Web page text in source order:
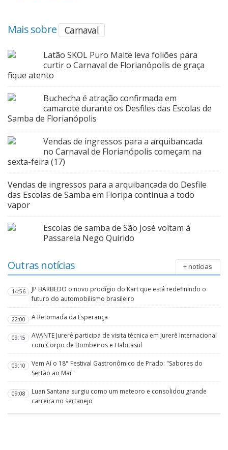
Mais sobre Carnaval
Latão SKOL Puro Malte leva foliões para
curtir o Carnaval de Florianópolis de graça
fique atento
Buchecha é atração confirmada em
camarote durante os Desfiles das Escolas de
Samba de Florianópolis
Vendas de ingressos para a arquibancada
no Carnaval de Florianópolis começam na
sexta-feira (17)
Vendas de ingressos para a arquibancada do Desfile
das Escolas de Samba em Floripa continua a todo
vapor
Escolas de samba de São José voltam à
Passarela Nego Quirido
Outras notícias + notícias
14:56
JP BARBEDO o novo prodígio do Kart que está redefinindo o
futuro do automobilismo brasileiro
22:00 A Retomada da Esperança
09:15
AVANTE Jurerê participa de visita técnica em Jurerê Internacional
com Corpo de Bombeiros e Habitasul
09:10
Vem Aí o 18° Festival Gastronômico de Prado: "Sabores do
Sertão ao Mar"
09:08
Luan Santana surgiu como um meteoro e consolidou grande
carreira no sertanejo